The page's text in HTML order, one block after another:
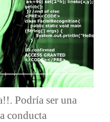
Podría ser una
conducta